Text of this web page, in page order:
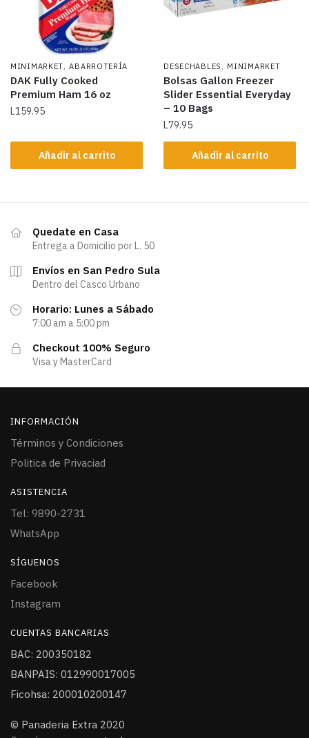
MINIMARKET,ABARROTERÍA
DAK Fully Cooked
Premium Ham 16 oz
L159.95
Añadir al carrito
DESECHABLES , MINIMARKET
Bolsas Gallon Freezer
Slider Essential Everyday
– 10 Bags
L79.95
Añadir al carrito
Quedate en Casa
Entrega a Domicilio por L. 50
Envíos en San Pedro Sula
Dentro del Casco Urbano
Horario: Lunes a Sábado
7:00 am a 5:00 pm
Checkout 100% Seguro
Visa y MasterCard
INFORMACIÓN
Términos y Condiciones
Politica de Privaciad
ASISTENCIA
Tel: 9890-2731
WhatsApp
SÍGUENOS
Facebook
Instagram
CUENTAS BANCARIAS
BAC: 200350182
BANPAIS: 012990017005
Ficohsa: 200010200147
© Panaderia Extra 2020